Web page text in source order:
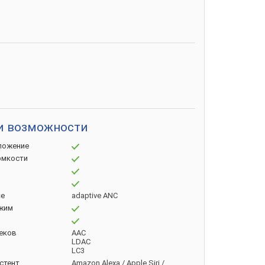
возможности
adaptive ANC
AAC
LDAC
LC3
Amazon Alexa / Apple Siri /